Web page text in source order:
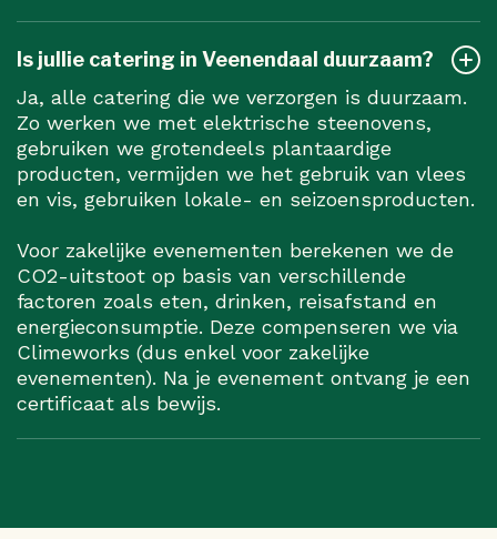
Is jullie catering in Veenendaal duurzaam?
Ja, alle catering die we verzorgen is duurzaam.
Zo werken we met elektrische steenovens,
gebruiken we grotendeels plantaardige
producten, vermijden we het gebruik van vlees
en vis, gebruiken lokale- en seizoensproducten.
Voor zakelijke evenementen berekenen we de
CO2-uitstoot op basis van verschillende
factoren zoals eten, drinken, reisafstand en
energieconsumptie. Deze compenseren we via
Climeworks (dus enkel voor zakelijke
evenementen). Na je evenement ontvang je een
certificaat als bewijs.